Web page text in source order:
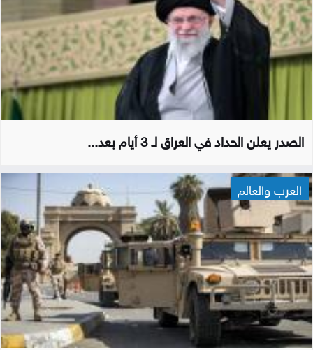
الصدر يعلن الحداد في العراق لـ 3 أيام بعد...
العرب والعالم